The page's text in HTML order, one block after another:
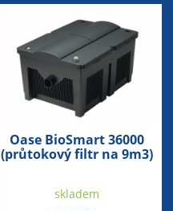
Oase BioSmart 36000
(průtokový filtr na 9m3)
skladem